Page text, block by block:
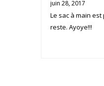
juin 28, 2017
Le sac à main
reste. Ayoye!!!